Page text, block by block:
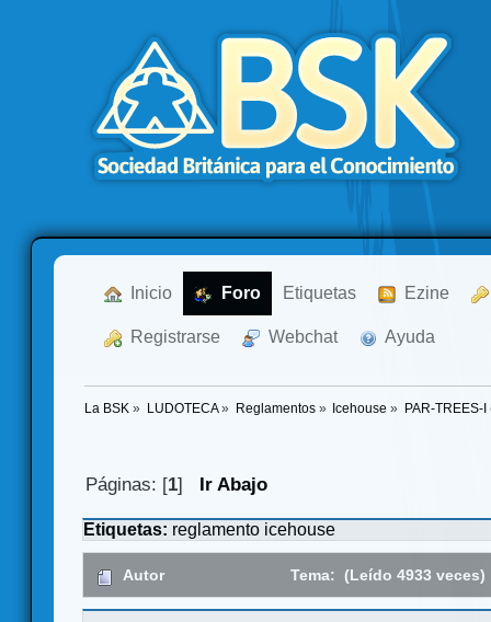
Inicio Foro Etiquetas Ezine
Registrarse Webchat Ayuda
La BSK » LUDOTECA» Reglamentos» Icehouse » PAR-TREES-
Páginas: [1] Ir Abajo
Etiquetas: reglamento icehouse
Autor Tema: (Leído 4933 veces)